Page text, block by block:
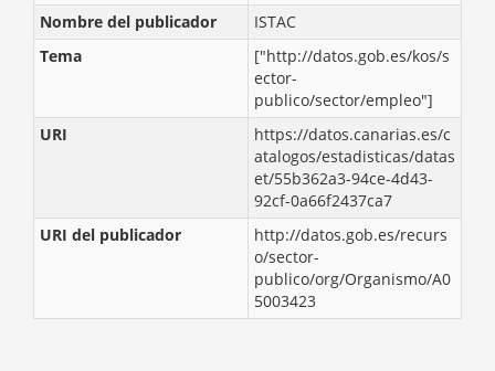
Nombre del publicador
ISTAC
Tema
["http://datos.gob.es/kos/s
ector-
publico/sector/empleo"]
URI
https://datos.canarias.es/c
atalogos/estadisticas/datas
et/55b362a3-94ce-4d43-
92cf-0a66f2437ca7
URI del publicador
http://datos.gob.es/recurs
o/sector-
publico/org/Organismo/A0
5003423